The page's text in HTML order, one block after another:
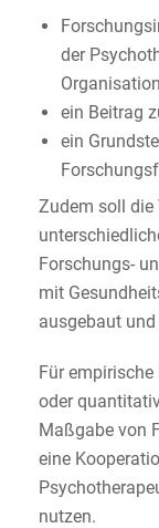
der
ein Beitrag
ein
Zudem soll die
Forschungs-
mit
ausgebaut
Für
oder
Maßgabe von
eine
nutzen.